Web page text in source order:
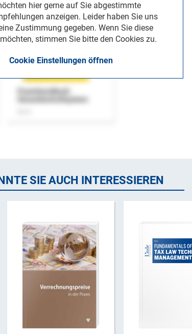
hier gerne auf Sie abgestimmte
anzeigen. Leider haben Sie uns
Zustimmung gegeben. Wenn Sie diese
stimmen Sie bitte den Cookies zu.
Cookie Einstellungen öffnen
Praxishandbuch
SIE AUCH INTERESSIEREN